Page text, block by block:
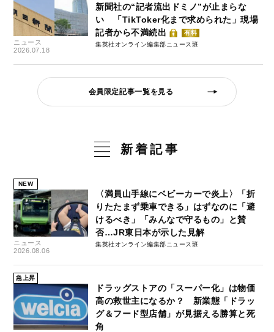
ニュース
2026.07.18
新聞社の“記者流出ドミノ”が止まらな
い 「TikToker化まで求められた」現場
記者から不満続出
有料
集英社オンライン編集部ニュース班
会員限定記事一覧を見る
新着記事
NEW
ニュース
2026.08.06
〈満員山手線にベビーカーで炎上〉「折
りたたまず乗車できる」はずなのに「避
けるべき」「みんなで守るもの」と賛
否…JR東日本が示した見解
集英社オンライン編集部ニュース班
急上昇
ドラッグストアの「スーパー化」は物価
高の救世主になるか？ 新業態「ドラッ
グ＆フード型店舗」が見据える勝算と死
角